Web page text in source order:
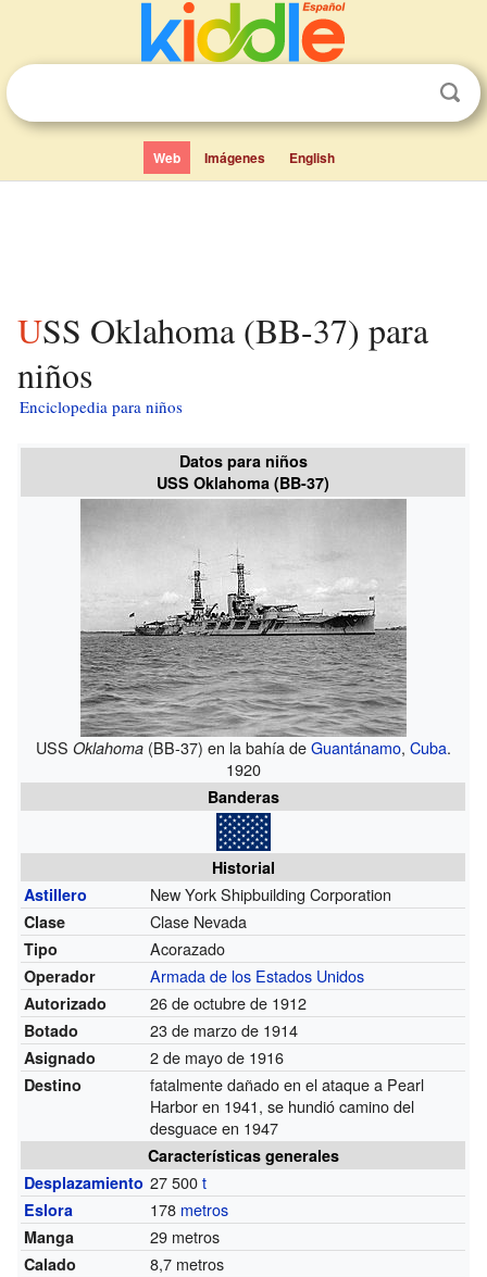
Web Imágenes English
USS Oklahoma (BB-37) para
niños
Enciclopedia para niños
Datos para niños
USS Oklahoma (BB-37)
USS Oklahoma(BB-37) en la bahía deGuantánamo, Cuba.
1920
Banderas
Historial
Astillero
New York Shipbuilding Corporation
Clase Clase Nevada
Tipo Acorazado
Operador Armada de los Estados Unidos
Autorizado 26 de octubre de 1912
Botado 23 de marzo de 1914
Asignado 2 de mayo de 1916
Destino
fatalmente dañado en el ataque a Pearl
Harbor en 1941, se hundió camino del
desguace en 1947
Características generales
Desplazamiento 27 500t
Eslora 178 metros
Manga 29 metros
Calado 8,7 metros